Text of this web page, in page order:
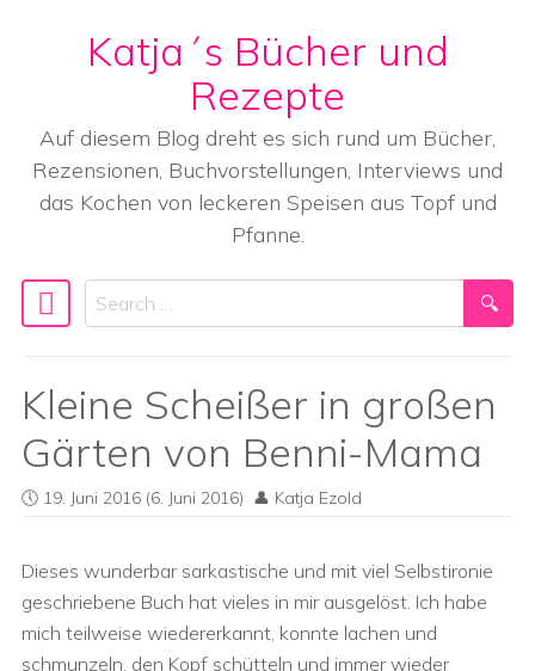
Skip to content
Katja´s Bücher und
Rezepte
Auf diesem Blog dreht es sich rund um Bücher,
Rezensionen, Buchvorstellungen, Interviews und
das Kochen von leckeren Speisen aus Topf und
Pfanne.
Main Navigation
Search
Kleine Scheißer in großen
Gärten von Benni-Mama
19. Juni 2016 (6. Juni 2016) Katja Ezold
Dieses wunderbar sarkastische und mit viel Selbstironie
geschriebene Buch hat vieles in mir ausgelöst. Ich habe
mich teilweise wiedererkannt, konnte lachen und
schmunzeln, den Kopf schütteln und immer wieder